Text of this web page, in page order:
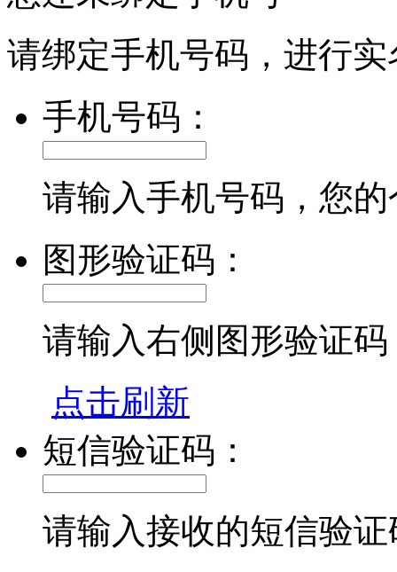
请绑定手机号码，进行
手机号码：
请输入手机号码，您
图形验证码：
请输入右侧图形验证码
点击刷新
短信验证码：
请输入接收的短信验证